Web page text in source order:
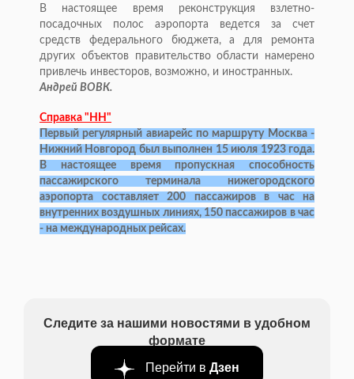
В настоящее время реконструкция взлетно-
посадочных полос аэропорта ведется за счет
средств федерального бюджета, а для ремонта
других объектов правительство области намерено
привлечь инвесторов, возможно, и иностранных.
Андрей ВОВК.
Справка "НН"
Первый регулярный авиарейс по маршруту Москва -
Нижний Новгород был выполнен 15 июля 1923 года.
В настоящее время пропускная способность
пассажирского терминала нижегородского
аэропорта составляет 200 пассажиров в час на
внутренних воздушных линиях, 150 пассажиров в час
- на международных рейсах.
Следите за нашими новостями в удобном
формате
Перейти в Дзен